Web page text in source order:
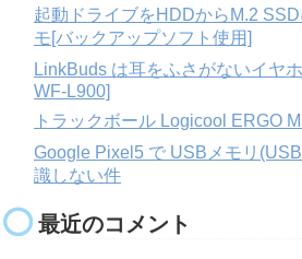
起動ドライブをHDDからM.2
モ[バックアップソフト使用]
LinkBuds は耳をふさがないイヤ
WF-L900]
トラックボール Logicool ERGO
Google Pixel5 で USBメモリ
識しない件
最近のコメント